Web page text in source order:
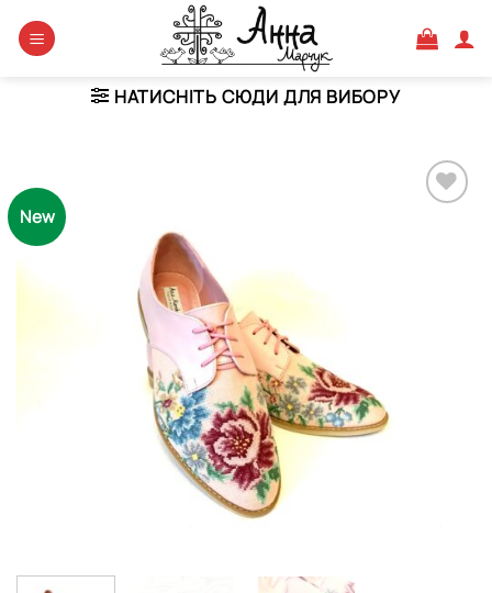
НАТИСНІТЬ СЮДИ ДЛЯ ВИБОРУ
New